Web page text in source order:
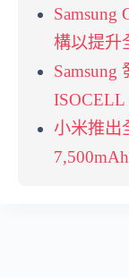
Samsung
構以提升
Samsung
小米推出